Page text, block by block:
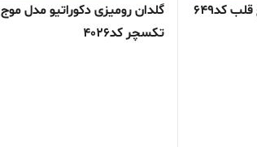
کد649
گلدان رومیزی دکوراتیو مدل موج
تکسچر کد4026